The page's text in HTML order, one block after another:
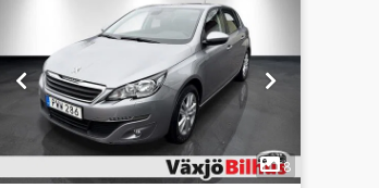
1
8